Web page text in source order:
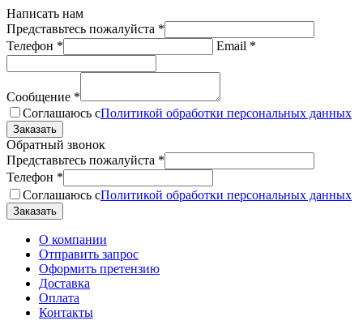
Написать нам
Представьтесь пожалуйста *
Телефон * Email *
Сообщение *
Соглашаюсь сПолитикой обработки персональных данных
Обратный звонок
Представьтесь пожалуйста *
Телефон *
Соглашаюсь сПолитикой обработки персональных данных
О компании
Отправить запрос
Оформить претензию
Доставка
Оплата
Контакты